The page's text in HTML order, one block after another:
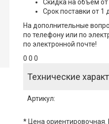
Скидка на объем от
Срок поставки от 1
На дополнительные
по телефону или по
по электронной почте!
0 0 0
Технические
Артикул:
* Цена ориентировочная.